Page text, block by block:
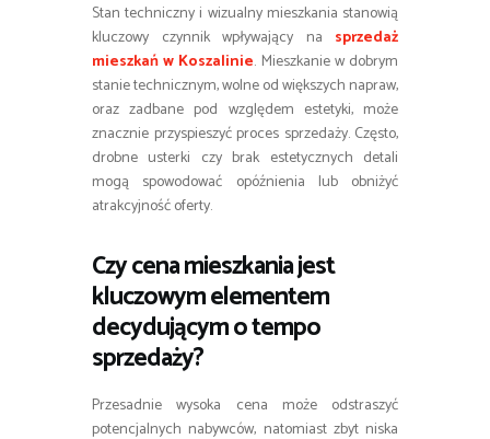
Stan techniczny i wizualny mieszkania stanowią
kluczowy czynnik wpływający na sprzedaż
mieszkań w Koszalinie. Mieszkanie w dobrym
stanie technicznym, wolne od większych napraw,
oraz zadbane pod względem estetyki, może
znacznie przyspieszyć proces sprzedaży. Często,
drobne usterki czy brak estetycznych detali
mogą spowodować opóźnienia lub obniżyć
atrakcyjność oferty.
Czy cena mieszkania jest
kluczowym elementem
decydującym o tempo
sprzedaży?
Przesadnie wysoka cena może odstraszyć
potencjalnych nabywców, natomiast zbyt niska